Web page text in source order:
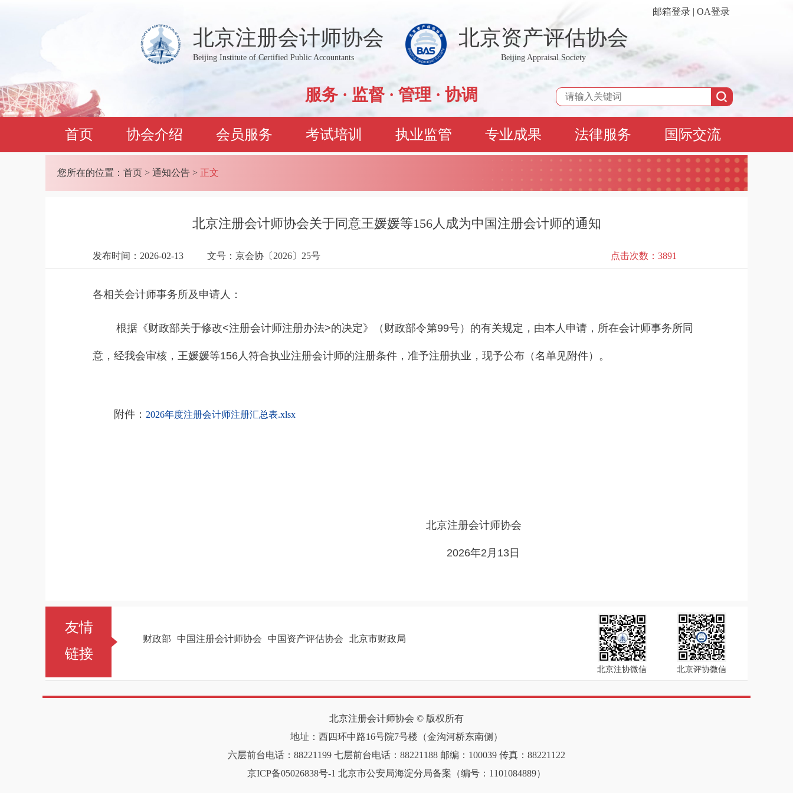
邮箱登录 | OA登录
北京注册会计师协会
Beijing Institute of Certified Public Accountants
北京资产评估协会
Beijing Appraisal Society
服务 · 监督 · 管理 · 协调
首页 协会介绍 会员服务 考试培训 执业监管 专业成果 法律服务 国际交流
您所在的位置： 首页 > 通知公告 > 正文
北京注册会计师协会关于同意王媛媛等156人成为中国注册会计师的通知
发布时间：2026-02-13 文号：京会协〔2026〕25号 点击次数： 3891
各相关会计师事务所及申请人：
根据《财政部关于修改<注册会计师注册办法>的决定》（财政部令第99号）的有关规定，由本人申请，所在会计师事务所同
意，经我会审核，王媛媛等156人符合执业注册会计师的注册条件，准予注册执业，现予公布（名单见附件）。
附件： 2026年度注册会计师注册汇总表.xlsx
北京注册会计师协会
2026年2月13日
友情
链接
财政部 中国注册会计师协会 中国资产评估协会 北京市财政局
北京注协微信 北京评协微信
北京注册会计师协会 ©️ 版权所有
地址：西四环中路16号院7号楼（金沟河桥东南侧）
六层前台电话：88221199 七层前台电话：88221188 邮编：100039 传真：88221122
京ICP备05026838号-1 北京市公安局海淀分局备案（编号：1101084889）